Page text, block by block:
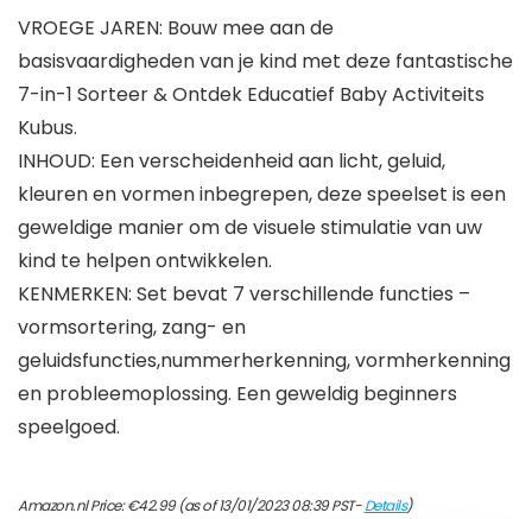
VROEGE JAREN: Bouw mee aan de
basisvaardigheden van je kind met deze fantastische
7-in-1 Sorteer & Ontdek Educatief Baby Activiteits
Kubus.
INHOUD: Een verscheidenheid aan licht, geluid,
kleuren en vormen inbegrepen, deze speelset is een
geweldige manier om de visuele stimulatie van uw
kind te helpen ontwikkelen.
KENMERKEN: Set bevat 7 verschillende functies –
vormsortering, zang- en
geluidsfuncties,nummerherkenning, vormherkenning
en probleemoplossing. Een geweldig beginners
speelgoed.
Amazon.nl Price:€42.99(as of 13/01/2023 08:39 PST-Details)